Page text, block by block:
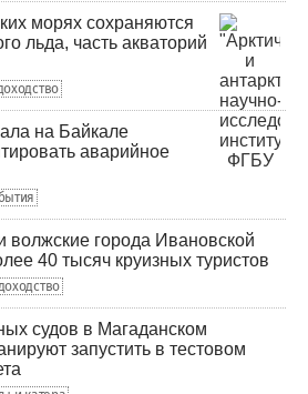
морях сохраняются
льда, часть акваторий
на Байкале
аварийное
волжские города Ивановской
40 тысяч круизных туристов
судов в Магаданском
запустить в тестовом